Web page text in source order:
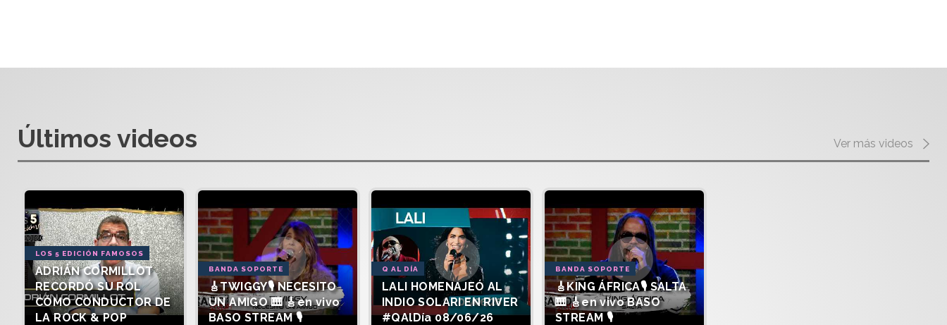
Últimos videos Ver más videos
LOS 5 EDICIÓN FAMOSOS
ADRIÁN CORMILLOT
RECORDÓ SU ROL
CÓMO CONDUCTOR DE
LA ROCK & POP
BANDA SOPORTE
🎸TWIGGY🎙️ NECESITO
UN AMIGO 🎹 🎸en vivo
BASO STREAM 🎙️
Q AL DÍA
LALI HOMENAJEÓ AL
INDIO SOLARI EN RIVER
#QAlDía 08/06/26
BANDA SOPORTE
🎸KING ÁFRICA🎙️ SALTA
🎹 🎸en vivo BASO
STREAM 🎙️